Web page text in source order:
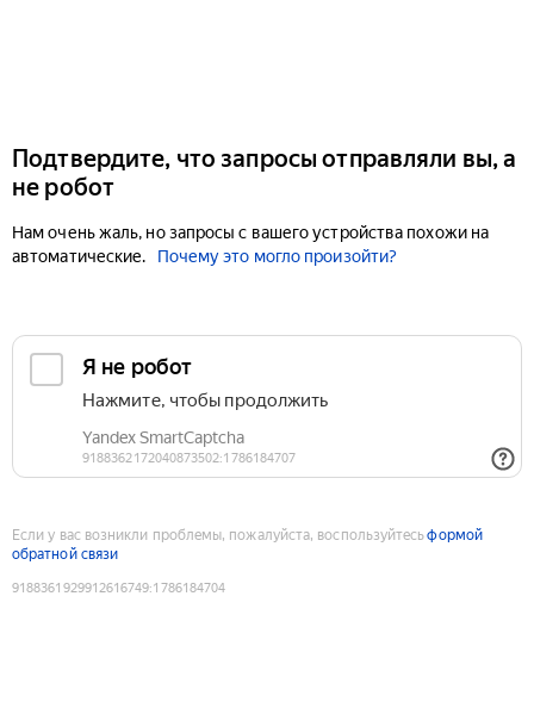
Подтвердите, что запросы отправляли вы, а
не робот
Нам очень жаль, но запросы с вашего устройства похожи на
автоматические.
Почему это могло произойти?
Если у вас возникли проблемы, пожалуйста, воспользуйтесьформой
обратной связи
9188361929912616749:1786184704